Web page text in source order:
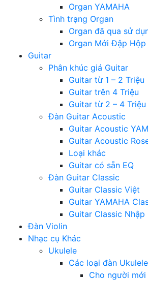
Organ YAMAHA
Tình trạng Organ
Organ đã qua sử
Organ Mới Đập Hộp
Guitar
Phân khúc giá Guitar
Guitar từ 1 – 2 Triệu
Guitar trên 4 Triệu
Guitar từ 2 – 4 Triệu
Đàn Guitar Acoustic
Guitar Acoustic
Guitar Acoustic
Loại khác
Guitar có sẵn EQ
Đàn Guitar Classic
Guitar Classic Việt
Guitar YAMAHA
Guitar Classic Nhập
Đàn Violin
Nhạc cụ Khác
Ukulele
Các loại đàn Ukulele
Cho người mới